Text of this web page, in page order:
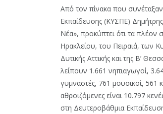
Από τον πίνακα που συνέταξαν
Εκπαίδευσης (ΚΥΣΠΕ)
Νέα», προκύπτει ότι τα πλέον
Ηρακλείου, του Πειραιά, των
Δυτικής Αττικής και της Β’
λείπουν 1.661 νηπιαγωγοί,
γυμναστές, 761 μουσικοί, 561
αθροιζόμενες είναι 10.797
στη Δευτεροβάθμια